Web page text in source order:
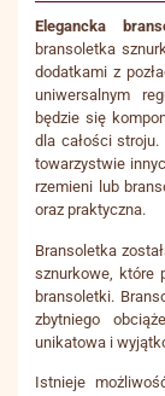
Elegancka
bransoletka
dodatkami z
uniwersalnym
będzie się
dla całości
towarzystwie
rzemieni lub
oraz praktyczna.
Bransoletka
sznurkowe, które
bransoletki.
zbytniego
unikatowa i
Istnieje